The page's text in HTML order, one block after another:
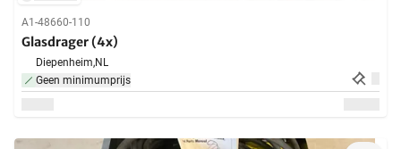
A1-48660-110
Glasdrager (4x)
Diepenheim,NL
Geen minimumprijs